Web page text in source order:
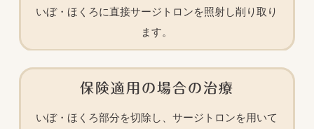
いぼ・ほくろに直接サージトロンを照射し削り取り
ます。
保険適用の場合の治療
いぼ・ほくろ部分を切除し、サージトロンを用いて